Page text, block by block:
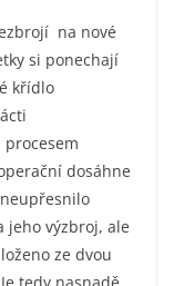
na nové
si ponechají
křídlo
procesem
dosáhne
výzbroj, ale
ze dvou